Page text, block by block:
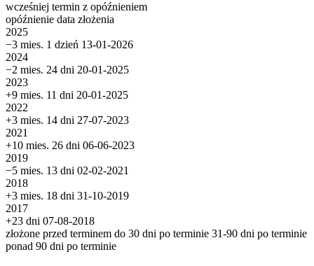
wcześniej termin z opóźnieniem
opóźnienie data złożenia
2025
−3 mies. 1 dzień 13-01-2026
2024
−2 mies. 24 dni 20-01-2025
2023
+9 mies. 11 dni 20-01-2025
2022
+3 mies. 14 dni 27-07-2023
2021
+10 mies. 26 dni 06-06-2023
2019
−5 mies. 13 dni 02-02-2021
2018
+3 mies. 18 dni 31-10-2019
2017
+23 dni 07-08-2018
złożone przed terminem do 30 dni po terminie 31-90 dni po terminie
ponad 90 dni po terminie